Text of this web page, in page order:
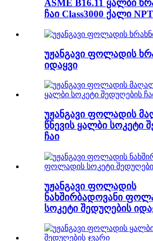
ASME B16.11 ყალბი
ჩაი Class3000 ქალი NPT
უჟანგავი ფოლადის
იდაყვი
უჟანგავი ფოლადის
წნევის ყალბი სოკეტი
ჩაი
უჟანგავი ფოლადის
ნახშირბადოვანი
სოკეტი შედუღების